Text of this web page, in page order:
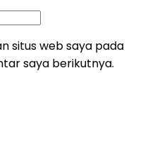
situs web saya pada
saya berikutnya.